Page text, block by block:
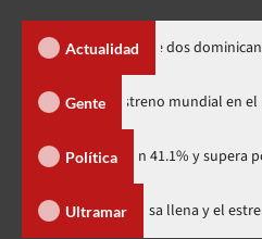
Actualidad
de dos dominicanos por
Gente
Minus Zero» tendrá su estreno
Política
con 41.1% y supera por más de
Ultramar
celebra 15 años con una gala a casa